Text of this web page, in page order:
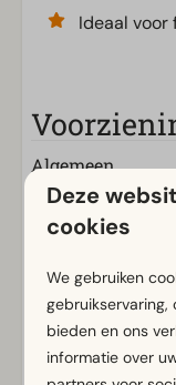
Ideaal voor
Algemeen
Rookvrij
Gratis Wifi
Met verdieping
Tussendeur
Deze
cookies
We gebruiken
bieden en ons
informatie over